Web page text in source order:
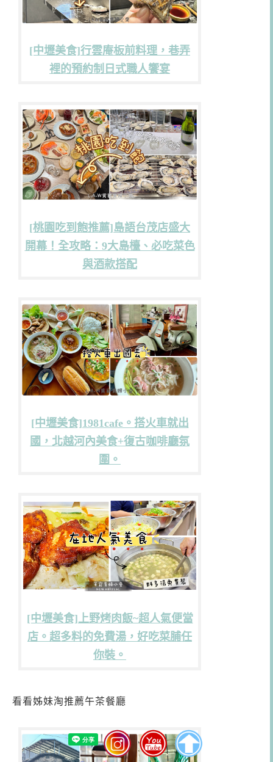
[中壢美食]行雲庵板前料理，巷弄
裡的預約制日式職人饗宴
[桃園吃到飽推薦]島語台茂店盛大
開幕！全攻略：9大島檯、必吃菜色
與酒款搭配
[中壢美食]1981cafe。搭火車就出
國，北越河內美食+復古咖啡廳氛
圍。
[中壢美食]上野烤肉飯~超人氣便當
店。超多料的免費湯，好吃菜脯任
你裝。
看看姊妹淘推薦午茶餐廳